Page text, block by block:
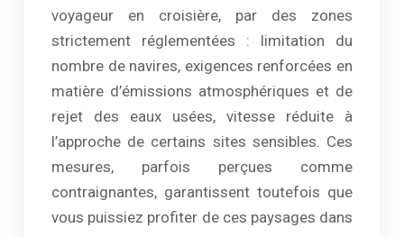
voyageur en croisière, par des zones
strictement réglementées : limitation du
nombre de navires, exigences renforcées en
matière d’émissions atmosphériques et de
rejet des eaux usées, vitesse réduite à
l’approche de certains sites sensibles. Ces
mesures, parfois perçues comme
contraignantes, garantissent toutefois que
vous puissiez profiter de ces paysages dans